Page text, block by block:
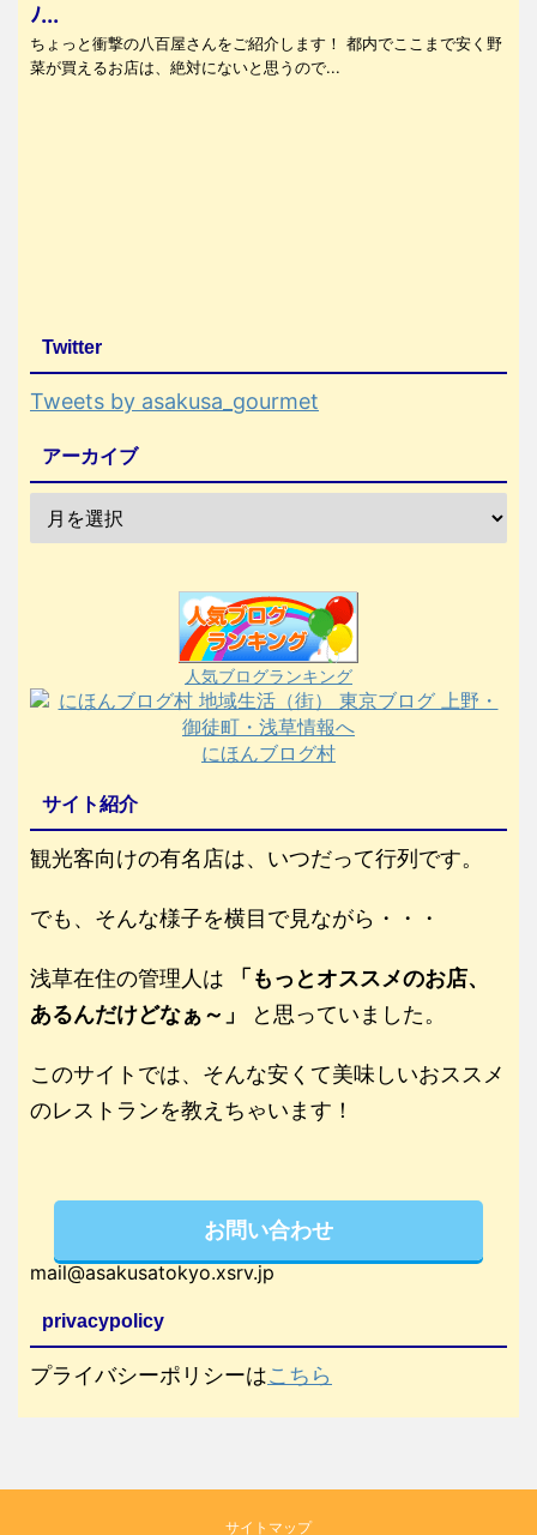
ﾉ...
ちょっと衝撃の八百屋さんをご紹介します！ 都内でここまで安く野
菜が買えるお店は、絶対にないと思うので...
Twitter
Tweets by asakusa_gourmet
アーカイブ
人気ブログランキング
にほんブログ村
サイト紹介
観光客向けの有名店は、いつだって行列です。
でも、そんな様子を横目で見ながら・・・
浅草在住の管理人は
「もっとオススメのお店、
あるんだけどなぁ～」
と思っていました。
このサイトでは、そんな安くて美味しいおススメ
のレストランを教えちゃいます！
お問い合わせ
mail@asakusatokyo.xsrv.jp
privacypolicy
プライバシーポリシーはこちら
サイトマップ